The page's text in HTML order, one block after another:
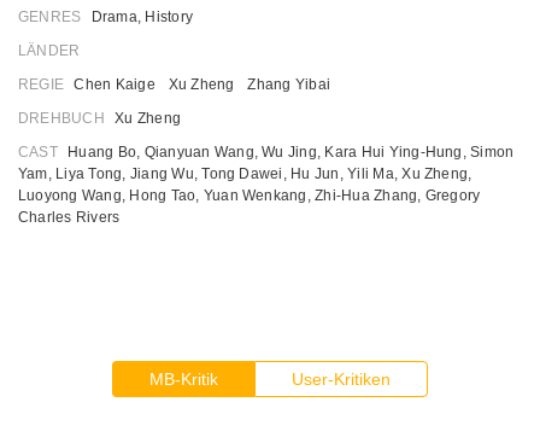
GENRES
Drama, History
LÄNDER
REGIE
Chen Kaige Xu Zheng
Zhang Yibai
DREHBUCH
Xu Zheng
CAST
Huang Bo, Qianyuan Wang,Wu Jing, Kara Hui Ying-Hung ,Simon
Yam, Liya Tong, Jiang Wu,Tong Dawei , Hu Jun ,Yili Ma,Xu Zheng,
Luoyong Wang, Hong Tao, Yuan Wenkang ,Zhi-Hua Zhang, Gregory
Charles Rivers
MB-Kritik User-Kritiken